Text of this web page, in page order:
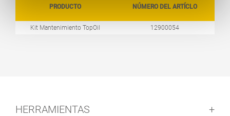
PRODUCTO NÚMERO DEL ARTÍCLO
Kit Mantenimiento TopOil 12900054
HERRAMIENTAS